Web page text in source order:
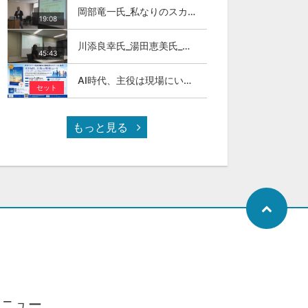
19:08
岡部竜一氏_私なりのスカイカラ―人材
45:43
川添良幸氏_湯田恵美氏_トモダチトーク_第11回伊達な大学院セミナー
セット
AI時代、主役は現場にいる ～スカイカラーという新しい社会のかたち～
もっと見る
ニュー